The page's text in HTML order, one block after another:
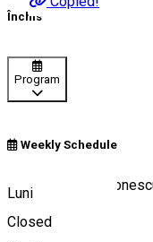
Închis
Program
Weekly Schedule
Luni
Closed
Bulevardul Take